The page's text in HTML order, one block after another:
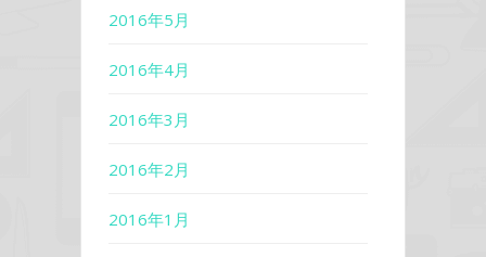
2016年5月
2016年4月
2016年3月
2016年2月
2016年1月